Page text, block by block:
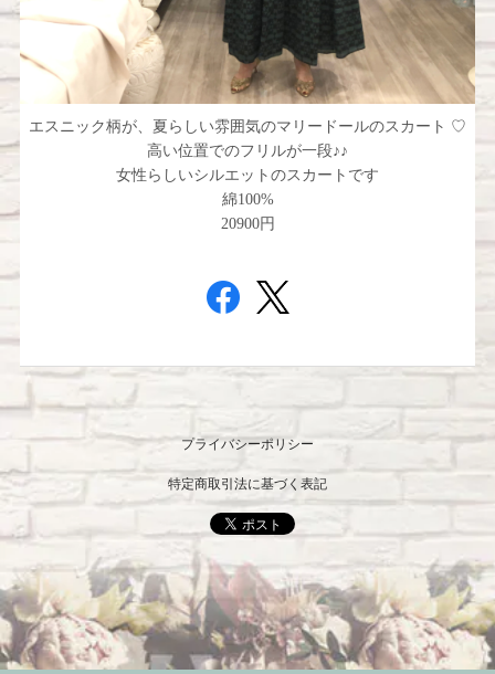
エスニック柄が、夏らしい雰囲気のマリードールのスカート ♡
高い位置でのフリルが一段♪♪
女性らしいシルエットのスカートです
綿100%
20900円
プライバシーポリシー
特定商取引法に基づく表記